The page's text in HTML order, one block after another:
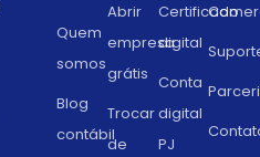
Quem
somos
Blog
contábil
Abrir
empresa
grátis
Trocar
de
Certificado
digital
Conta
digital
PJ